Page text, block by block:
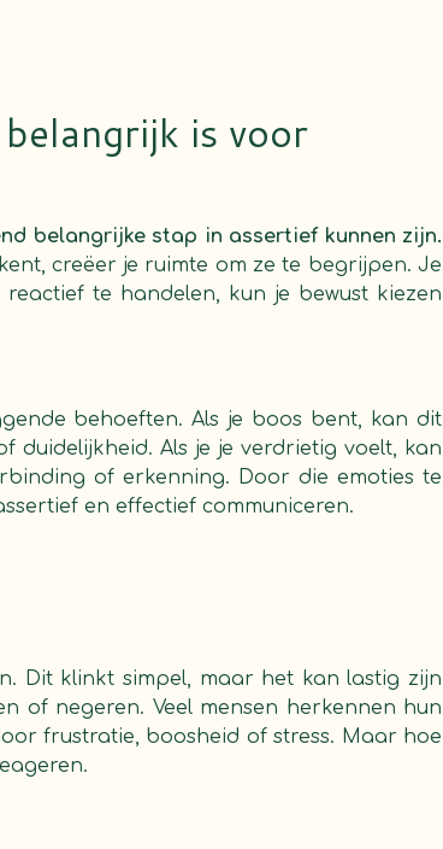
is voor
belangrijke stap in assertief kunnen zijn.
creëer je ruimte om ze te begrijpen. Je
te handelen, kun je bewust kiezen
behoeften. Als je boos bent, kan dit
duidelijkheid. Als je je verdrietig voelt, kan
of erkenning. Door die emoties te
en effectief communiceren.
Dit klinkt simpel, maar het kan lastig zijn
of negeren. Veel mensen herkennen hun
frustratie, boosheid of stress. Maar hoe